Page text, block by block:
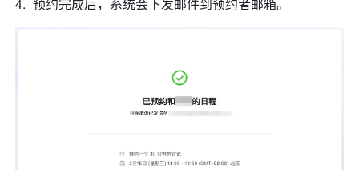
预约完成后，系统会下发邮件到预约者邮箱。